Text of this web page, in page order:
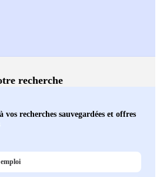
recherche
vos recherches sauvegardées et offres